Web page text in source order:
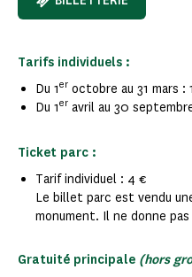
Tarifs individuels :
Du 1er octobre au 31 mars :
Du 1er avril au 30
Ticket parc :
Tarif individuel : 4 €
Le billet parc est vendu
monument. Il ne donne
Gratuité principale (hors